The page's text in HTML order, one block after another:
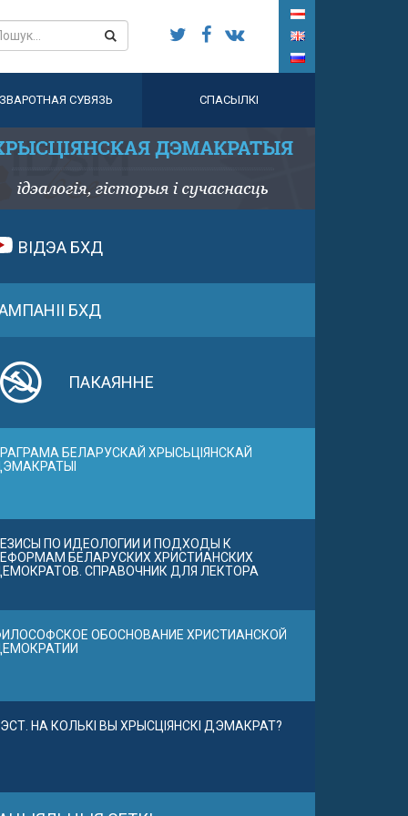
ЗВАРОТНАЯ СУВЯЗЬ СПАСЫЛКІ
ВІДЭА БХД
БХД
ПАКАЯННЕ
БЕЛАРУСКАЙ ХРЫСЬЦІЯНСКАЙ
ПО ИДЕОЛОГИИ И ПОДХОДЫ К
БЕЛАРУСКИХ ХРИСТИАНСКИХ
СПРАВОЧНИК ДЛЯ ЛЕКТОРА
ОБОСНОВАНИЕ ХРИСТИАНСКОЙ
НА КОЛЬКІ ВЫ ХРЫСЦІЯНСКІ ДЭМАКРАТ?